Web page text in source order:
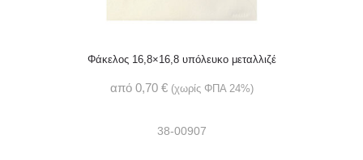
Φάκελος 16,8×16,8 υπόλευκο μεταλλιζέ
από 0,70 € (χωρίς ΦΠΑ 24%)
38-00907